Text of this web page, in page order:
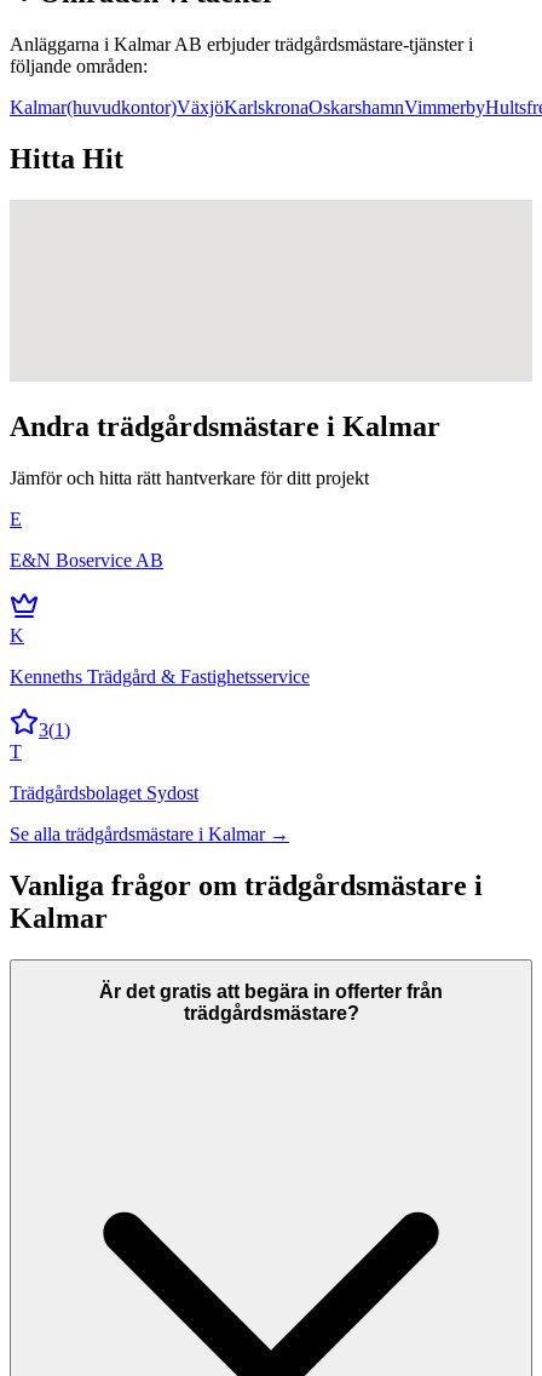
Anläggarna i Kalmar AB erbjuderträdgårdsmästare-tjänster i
följande områden:
Kalmar(huvudkontor)VäxjöKarlskronaOskarshamnVimmerby
Hitta Hit
Andra trädgårdsmästare i Kalmar
Jämför och hitta rätt hantverkare för ditt projekt
E
E&N Boservice AB
K
Kenneths Trädgård & Fastighetsservice
3(1)
T
Trädgårdsbolaget Sydost
Se alla trädgårdsmästare i Kalmar→
Vanliga frågor om trädgårdsmästare i
Kalmar
Är det gratis att begära in offerter från
trädgårdsmästare?